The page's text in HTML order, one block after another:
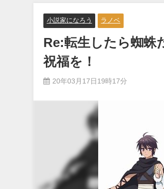
小説家になろう ラノベ
Re:転生したら蜘
祝福を！
20年03月17日19時17分